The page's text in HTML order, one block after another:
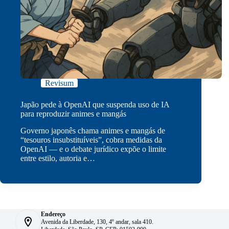
Revisum
Japão pede à OpenAI que suspenda uso de IA
para reproduzir animes e mangás
Governo japonês chama animes e mangás de
“tesouros insubstituíveis”, cobra medidas da
OpenAI — e o debate jurídico expõe o limite
entre estilo, autoria e…
Endereço
Avenida da Liberdade, 130, 4º andar, sala 410.